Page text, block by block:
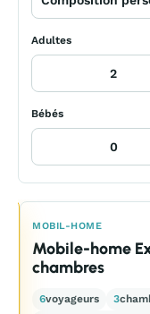
Adultes
Bébés
MOBIL-HOME
Mobile-home
chambres
6voyageurs 3